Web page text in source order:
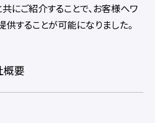
にご紹介することで、お客様へワ
供することが可能になりました。
概要